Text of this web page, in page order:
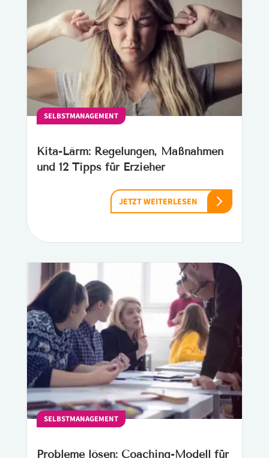
SELBSTMANAGEMENT
Kita-Lärm: Regelungen, Maßnahmen
und 12 Tipps für Erzieher
JETZT WEITERLESEN
SELBSTMANAGEMENT
Probleme lösen: Coaching-Modell für